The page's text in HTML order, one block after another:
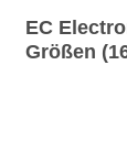
EC
Größen